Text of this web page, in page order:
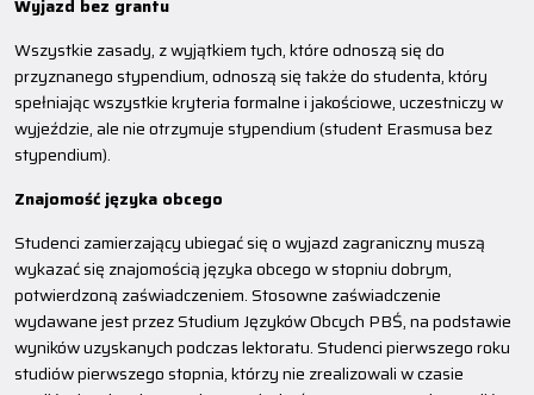
Wyjazd bez grantu
Wszystkie zasady, z wyjątkiem tych, które odnoszą się do
przyznanego stypendium, odnoszą się także do studenta, który
spełniając wszystkie kryteria formalne i jakościowe, uczestniczy w
wyjeździe, ale nie otrzymuje stypendium (student Erasmusa bez
stypendium).
Znajomość języka obcego
Studenci zamierzający ubiegać się o wyjazd zagraniczny muszą
wykazać się znajomością języka obcego w stopniu dobrym,
potwierdzoną zaświadczeniem. Stosowne zaświadczenie
wydawane jest przez Studium Języków Obcych PBŚ, na podstawie
wyników uzyskanych podczas lektoratu. Studenci pierwszego roku
studiów pierwszego stopnia, którzy nie zrealizowali w czasie